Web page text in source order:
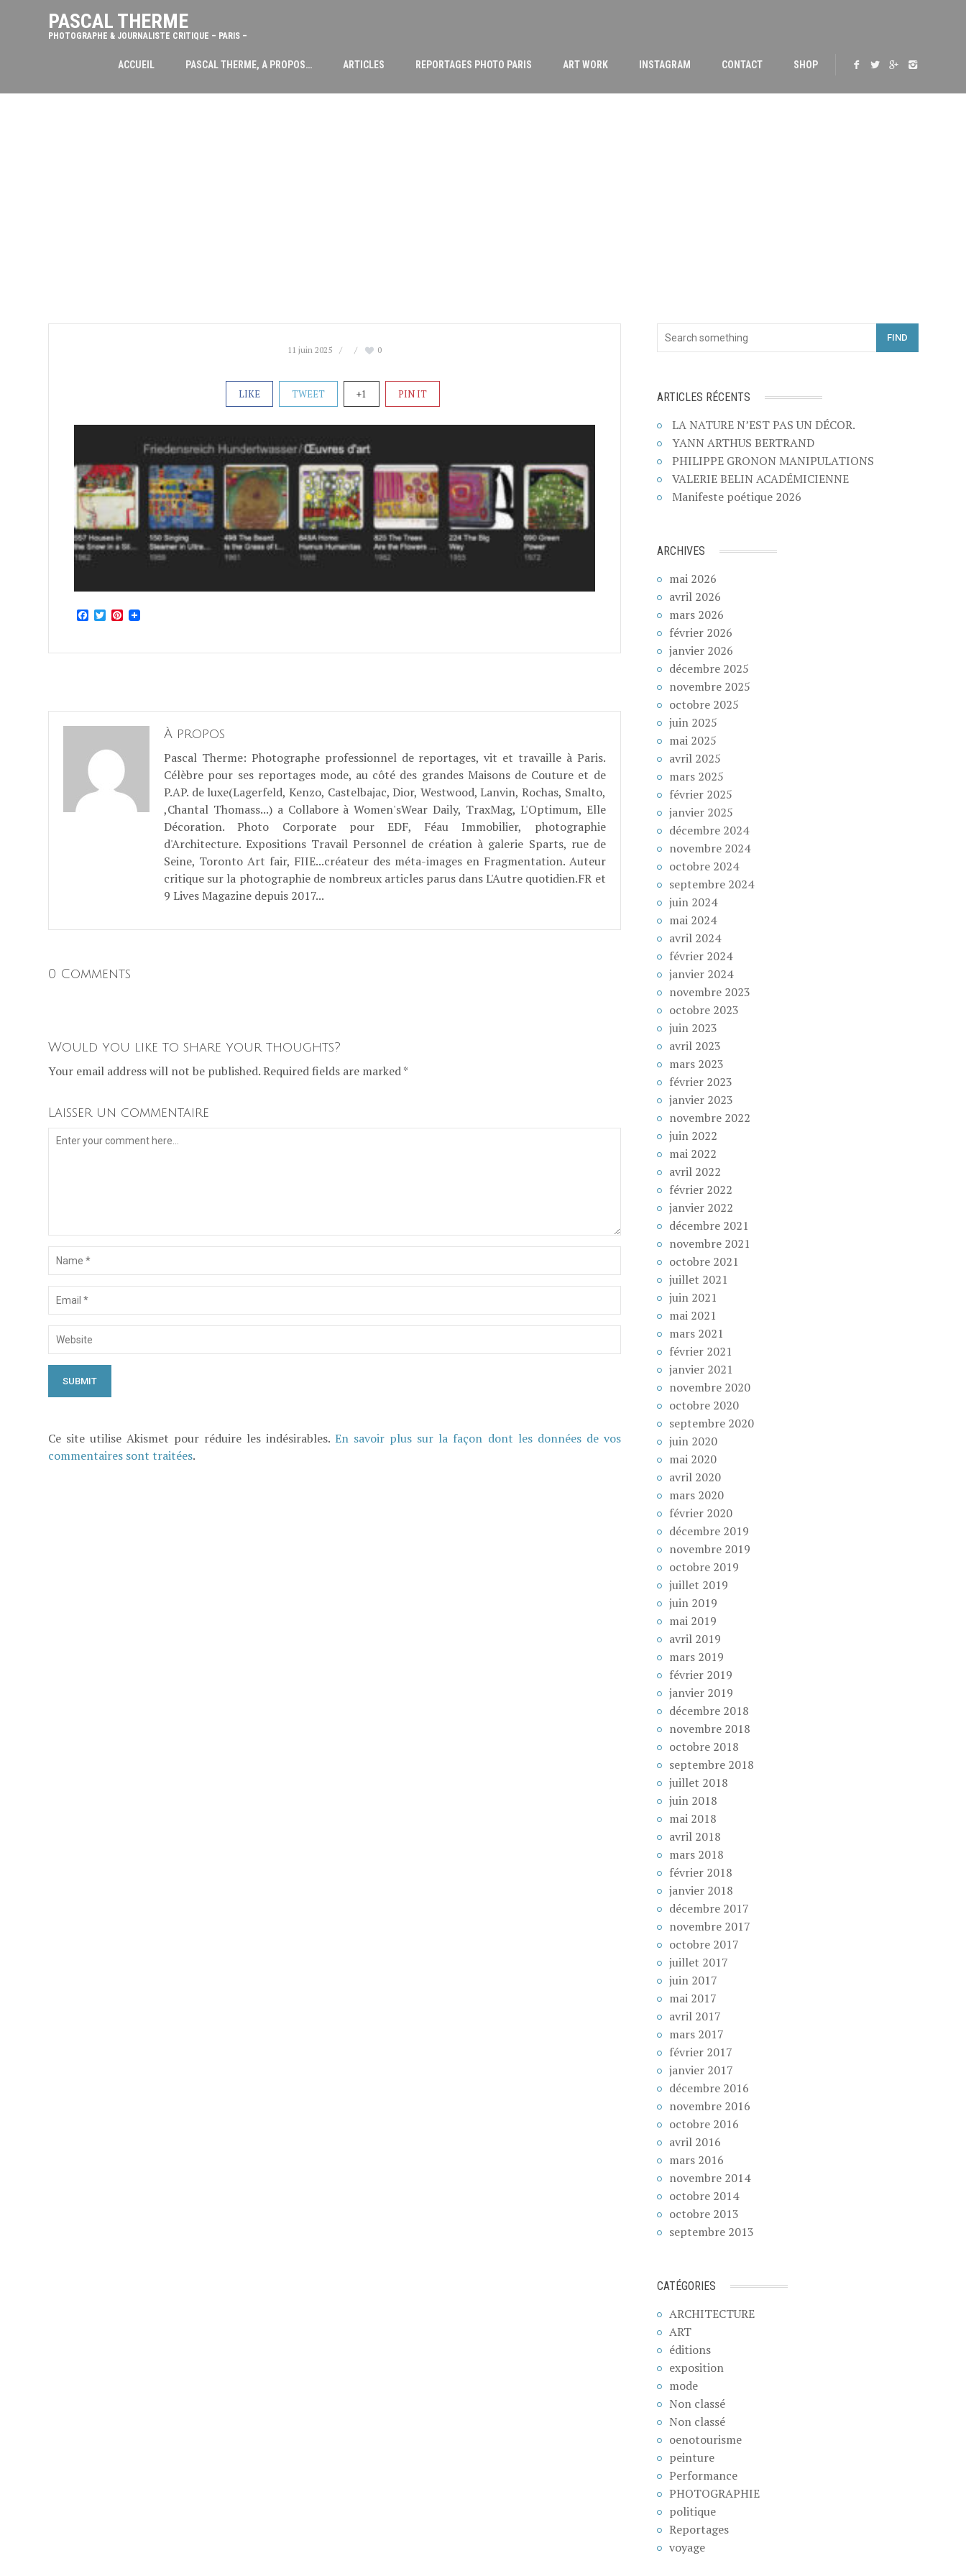
PASCAL THERME
PHOTOGRAPHE & JOURNALISTE CRITIQUE – PARIS –
ACCUEIL PASCAL THERME, A PROPOS… ARTICLES REPORTAGES PHOTO PARIS ART WORK INSTAGRAM CONTACT SHOP
11 juin 2025 0
LIKE TWEET +1 PIN IT
Facebook
TwitterPinterest
À propos
Pascal Therme: Photographe professionnel de reportages, vit et travaille à Paris.
Célèbre pour ses reportages mode, au côté des grandes Maisons de Couture et de
P.AP. de luxe(Lagerfeld, Kenzo, Castelbajac, Dior, Westwood, Lanvin, Rochas, Smalto,
,Chantal Thomass...) a Collabore à Women'sWear Daily, TraxMag, L'Optimum, Elle
Décoration. Photo Corporate pour EDF, Féau Immobilier, photographie
d'Architecture. Expositions Travail Personnel de création à galerie Sparts, rue de
Seine, Toronto Art fair, FIIE...créateur des méta-images en Fragmentation. Auteur
critique sur la photographie de nombreux articles parus dans L'Autre quotidien.FR et
9 Lives Magazine depuis 2017...
0 Comments
Would you like to share your thoughts?
Your email address will not be published. Required fields are marked *
Laisser un commentaire
Ce site utilise Akismet pour réduire les indésirables.En savoir plus sur la façon dont les données de vos
commentaires sont traitées.
FIND
ARTICLES RÉCENTS
LA NATURE N’EST PAS UN DÉCOR.
YANN ARTHUS BERTRAND
PHILIPPE GRONON MANIPULATIONS
VALERIE BELIN ACADÉMICIENNE
Manifeste poétique 2026
ARCHIVES
mai 2026
avril 2026
mars 2026
février 2026
janvier 2026
décembre 2025
novembre 2025
octobre 2025
juin 2025
mai 2025
avril 2025
mars 2025
février 2025
janvier 2025
décembre 2024
novembre 2024
octobre 2024
septembre 2024
juin 2024
mai 2024
avril 2024
février 2024
janvier 2024
novembre 2023
octobre 2023
juin 2023
avril 2023
mars 2023
février 2023
janvier 2023
novembre 2022
juin 2022
mai 2022
avril 2022
février 2022
janvier 2022
décembre 2021
novembre 2021
octobre 2021
juillet 2021
juin 2021
mai 2021
mars 2021
février 2021
janvier 2021
novembre 2020
octobre 2020
septembre 2020
juin 2020
mai 2020
avril 2020
mars 2020
février 2020
décembre 2019
novembre 2019
octobre 2019
juillet 2019
juin 2019
mai 2019
avril 2019
mars 2019
février 2019
janvier 2019
décembre 2018
novembre 2018
octobre 2018
septembre 2018
juillet 2018
juin 2018
mai 2018
avril 2018
mars 2018
février 2018
janvier 2018
décembre 2017
novembre 2017
octobre 2017
juillet 2017
juin 2017
mai 2017
avril 2017
mars 2017
février 2017
janvier 2017
décembre 2016
novembre 2016
octobre 2016
avril 2016
mars 2016
novembre 2014
octobre 2014
octobre 2013
septembre 2013
CATÉGORIES
ARCHITECTURE
ART
éditions
exposition
mode
Non classé
Non classé
oenotourisme
peinture
Performance
PHOTOGRAPHIE
politique
Reportages
voyage